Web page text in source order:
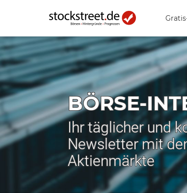
BÖRSE-
Ihr täglicher und
Newsletter mit
Aktienmärkte